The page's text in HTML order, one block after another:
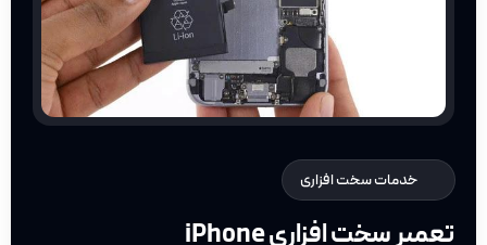
خدمات سخت افزاری
تعمیر سخت افزاری iPhone